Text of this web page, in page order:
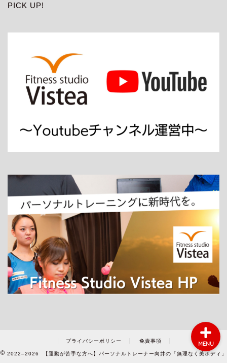
PICK UP!
プライバシーポリシー 免責事項
2022–2026 【運動が苦手な方へ】パーソナルトレーナー向井の「無理なく美ボディ」
MENU
ホーム
パーソナルトレーニング
ダイエット